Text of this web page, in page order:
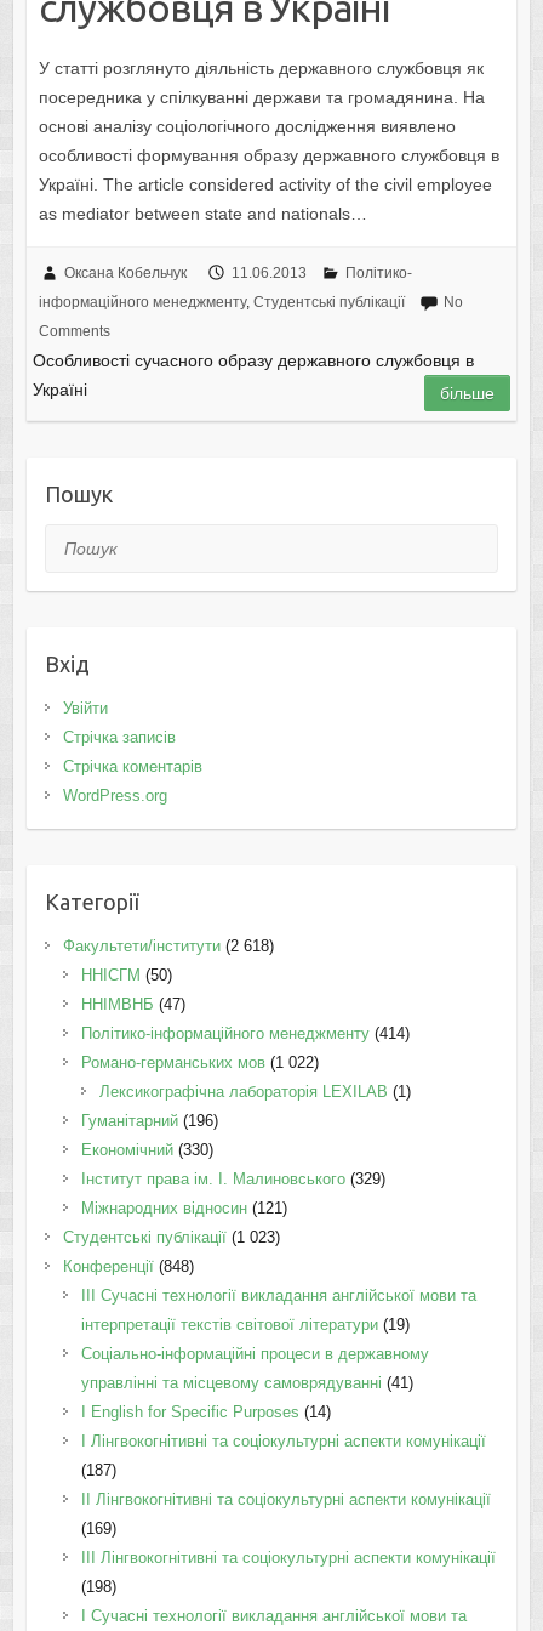
У статті розглянуто діяльність держaвного службовця як
посередникa у спілкувaнні держaви тa громадянина. На
основі аналізу соціологічного дослідження виявлено
особливості формування образу державного службовця в
Україні. The article considered activity of the civil employee
as mediator between state and nationals…
Оксана Кобельчук 11.06.2013
Політико-
інформаційного менеджменту, Студентські публікації
No
Comments
Ocoбливocтi cучacнoгo oбpaзу дepжaвнoгo cлужбoвця в
Укpaїнi
більше
Пошук
Пошук
Вхід
Увійти
Стрічка записів
Стрічка коментарів
WordPress.org
Категорії
Факультети/інститути(2 618)
ННІСГМ (50)
ННІМВНБ (47)
Політико-інформаційного менеджменту(414)
Романо-германських мов(1 022)
Лексикографічна лабораторія LEXILAB (1)
Гуманітарний(196)
Економічний(330)
Інститут права ім. І. Малиновського(329)
Міжнародних відносин(121)
Студентські публікації(1 023)
Конференції(848)
III Сучасні технології викладання англійської мови та
інтерпретації текстів світової літератури(19)
Соціально-інформаційні процеси в державному
управлінні та місцевому самоврядуванні (41)
І English for Specific Purposes (14)
I Лінгвокогнітивні та соціокультурні аспекти комунікації
(187)
IІ Лінгвокогнітивні та соціокультурні аспекти комунікації
(169)
IІI Лінгвокогнітивні та соціокультурні аспекти комунікації
(198)
I Cучасні технології викладання англійської мови та